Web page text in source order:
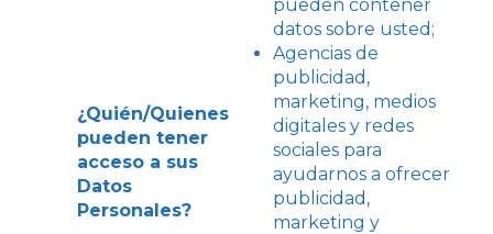
¿Quién/Quienes
pueden tener
acceso a sus
Datos
Personales?
pueden contener
datos sobre usted;
Agencias de
publicidad,
marketing, medios
digitales y redes
sociales para
ayudarnos a ofrecer
publicidad,
marketing y